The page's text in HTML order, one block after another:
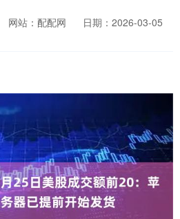
网站：配配网
日期：2026-03-05